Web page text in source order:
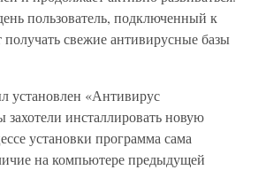
пользователь, подключенный к
свежие антивирусные базы
установлен «Антивирус
захотели инсталлировать новую
установки программа сама
на компьютере предыдущей